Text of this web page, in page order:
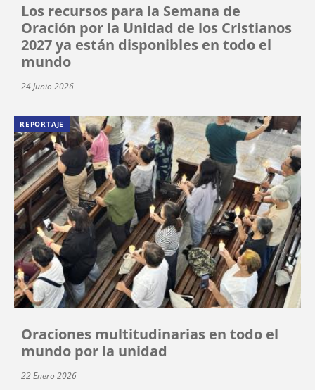
Los recursos para la Semana de
Oración por la Unidad de los Cristianos
2027 ya están disponibles en todo el
mundo
24 Junio 2026
REPORTAJE
Oraciones multitudinarias en todo el
mundo por la unidad
22 Enero 2026